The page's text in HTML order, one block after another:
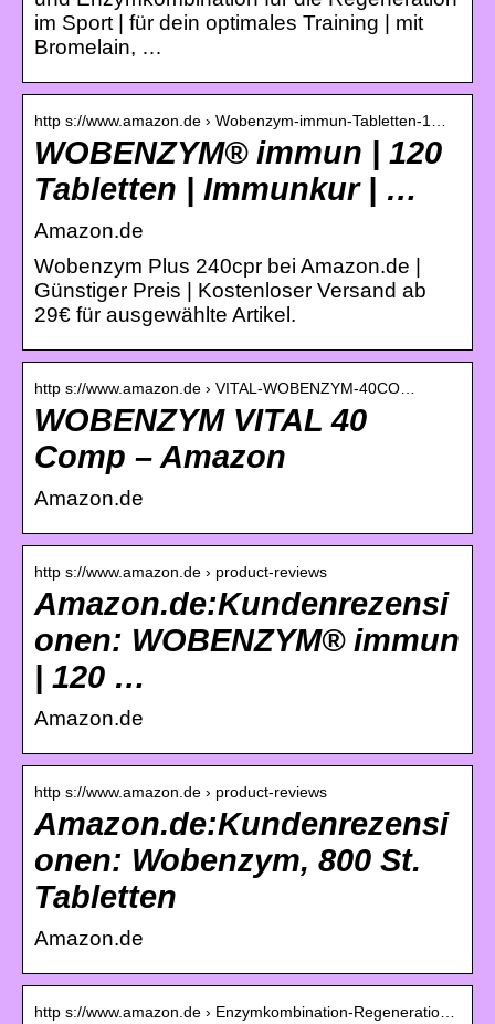
im Sport | für dein optimales Training | mit
Bromelain, …
http s://www.amazon.de › Wobenzym-immun-Tabletten-1…
WOBENZYM® immun | 120
Tabletten | Immunkur | …
Amazon.de
Wobenzym Plus 240cpr bei Amazon.de |
Günstiger Preis | Kostenloser Versand ab
29€ für ausgewählte Artikel.
http s://www.amazon.de › VITAL-WOBENZYM-40CO…
WOBENZYM VITAL 40
Comp – Amazon
Amazon.de
http s://www.amazon.de › product-reviews
Amazon.de:Kundenrezensi
onen: WOBENZYM® immun
| 120 …
Amazon.de
http s://www.amazon.de › product-reviews
Amazon.de:Kundenrezensi
onen: Wobenzym, 800 St.
Tabletten
Amazon.de
http s://www.amazon.de › Enzymkombination-Regeneratio…